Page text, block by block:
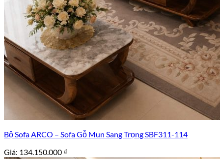
Bộ Sofa ARCO – Sofa Gỗ Mun Sang Trọng SBF311-114
Giá: 134.150.000 ₫